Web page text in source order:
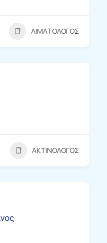
ΑΙΜΑΤΟΛΟΓΟΣ
ΑΚΤΙΝΟΛΟΓΟΣ